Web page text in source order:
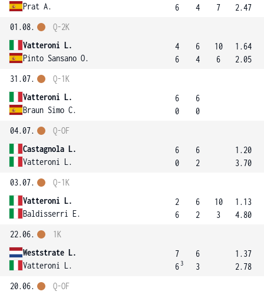
Prat A.
6
4
7
2.47
01.08.
Vatteroni L.
Pinto Sansano O.
Q-2K
4
6
6
4
10
6
1.64
2.05
31.07.
Vatteroni L.
Braun Simo C.
Q-1K
6
0
6
0
04.07.
Castagnola L.
Vatteroni L.
Q-OF
6
0
6
2
1.20
3.70
03.07.
Vatteroni L.
Baldisserri E.
Q-1K
2
6
6
2
10
3
1.13
4.80
22.06.
Weststrate L.
Vatteroni L.
1K
7
6 3
6
3
1.37
2.78
20.06.
Q-OF